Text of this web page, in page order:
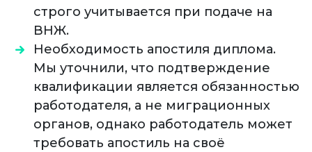
строго учитывается при подаче на
ВНЖ.
Необходимость апостиля диплома.
Мы уточнили, что подтверждение
квалификации является обязанностью
работодателя, а не миграционных
органов, однако работодатель может
требовать апостиль на своё